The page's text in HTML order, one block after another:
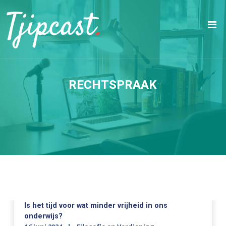
RECHTSPRAAK
Is het tijd voor wat minder vrijheid in ons
onderwijs?